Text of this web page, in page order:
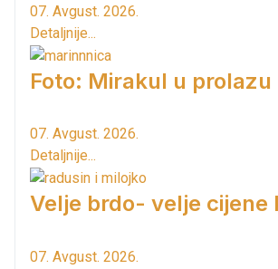
07. Avgust. 2026.
Detaljnije...
Foto: Mirakul u prolazu
07. Avgust. 2026.
Detaljnije...
Velje brdo- velje cijene
07. Avgust. 2026.